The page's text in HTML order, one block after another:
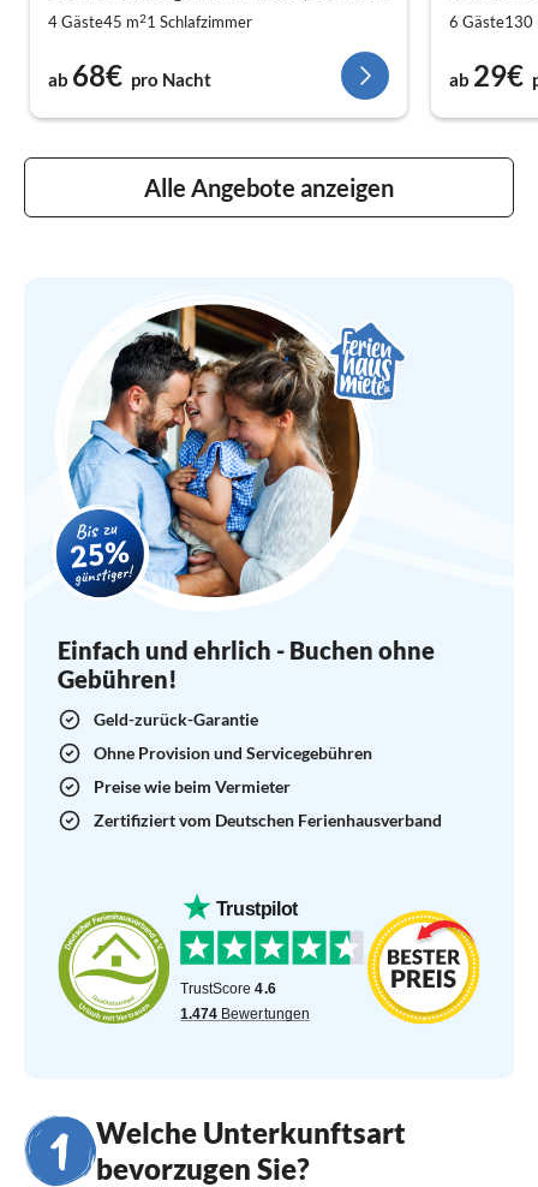
4 Gäste45 m21 Schlafzimmer
ab 68€ pro Nacht
6 Gäste130
ab 29€
Alle Angebote anzeigen
Einfach und ehrlich - Buchen ohne
Gebühren!
Geld-zurück-Garantie
Ohne Provision und Servicegebühren
Preise wie beim Vermieter
Zertifiziert vom Deutschen Ferienhausverband
Welche Unterkunftsart
bevorzugen Sie?